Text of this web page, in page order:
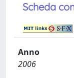
Scheda
Anno
2006